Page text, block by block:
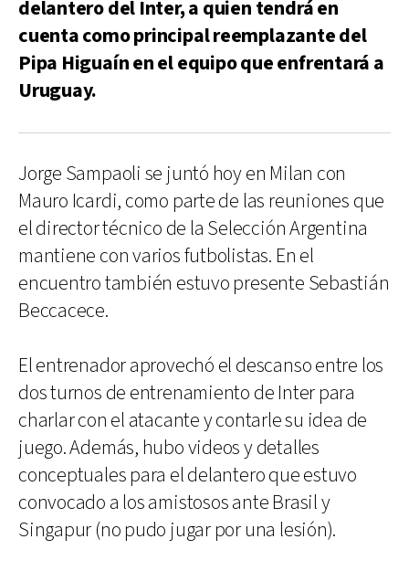
delantero del Inter, a quien tendrá en
cuenta como principal reemplazante del
Pipa Higuaín en el equipo que enfrentará a
Uruguay.
Jorge Sampaoli se juntó hoy en Milan con
Mauro Icardi, como parte de las reuniones que
el director técnico de la Selección Argentina
mantiene con varios futbolistas. En el
encuentro también estuvo presente Sebastián
Beccacece.
El entrenador aprovechó el descanso entre los
dos turnos de entrenamiento de Inter para
charlar con el atacante y contarle su idea de
juego. Además, hubo videos y detalles
conceptuales para el delantero que estuvo
convocado a los amistosos ante Brasil y
Singapur (no pudo jugar por una lesión).